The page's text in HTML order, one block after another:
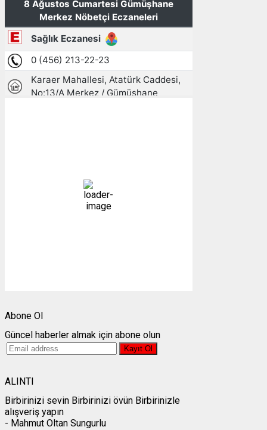
43 %
1009 mb
Abone Ol
Güncel haberler almak için abone olun
ALINTI
Birbirinizi sevin Birbirinizi övün Birbirinizle
alışveriş yapın
- Mahmut Oltan Sungurlu